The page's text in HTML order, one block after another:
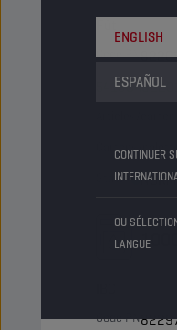
ENGLISH
ESPAÑOL
CONTINUER
OU
LANGUE
Code PN
Cartons/palette
Status
1000
Code PN